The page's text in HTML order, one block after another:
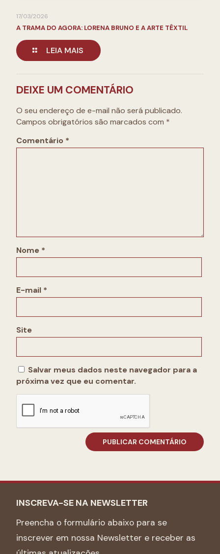
17/03/2026
A TRAMA DO AGORA: LORENA BRUNO E A ARTE TÊXTIL
LEIA MAIS
DEIXE UM COMENTÁRIO
O seu endereço de e-mail não será publicado.
Campos obrigatórios são marcados com *
Comentário *
Nome *
E-mail *
Site
Salvar meus dados neste navegador para a
próxima vez que eu comentar.
INSCREVA-SE NA NEWSLETTER
Preencha o formulário abaixo para se
inscrever em nossa Newsletter e receber as